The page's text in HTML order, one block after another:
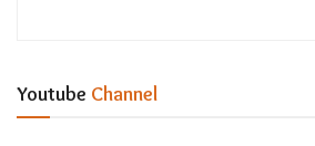
Youtube Channel